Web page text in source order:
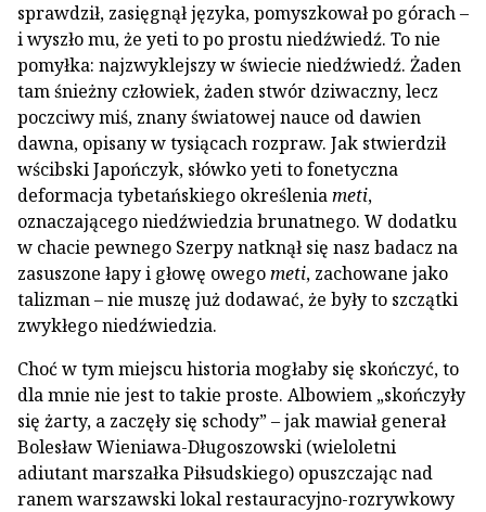
sprawdził, zasięgnął języka, pomyszkował po górach –
i wyszło mu, że yeti to po prostu niedźwiedź. To nie
pomyłka: najzwyklejszy w świecie niedźwiedź. Żaden
tam śnieżny człowiek, żaden stwór dziwaczny, lecz
poczciwy miś, znany światowej nauce od dawien
dawna, opisany w tysiącach rozpraw. Jak stwierdził
wścibski Japończyk, słówko yeti to fonetyczna
deformacja tybetańskiego określeniameti,
oznaczającego niedźwiedzia brunatnego. W dodatku
w chacie pewnego Szerpy natknął się nasz badacz na
zasuszone łapy i głowę owegometi, zachowane jako
talizman – nie muszę już dodawać, że były to szczątki
zwykłego niedźwiedzia.
Choć w tym miejscu historia mogłaby się skończyć, to
dla mnie nie jest to takie proste. Albowiem „skończyły
się żarty, a zaczęły się schody” – jak mawiał generał
Bolesław Wieniawa-Długoszowski (wieloletni
adiutant marszałka Piłsudskiego) opuszczając nad
ranem warszawski lokal restauracyjno-rozrywkowy